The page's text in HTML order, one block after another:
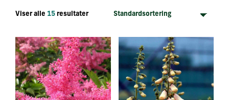
Viser alle 15 resultater